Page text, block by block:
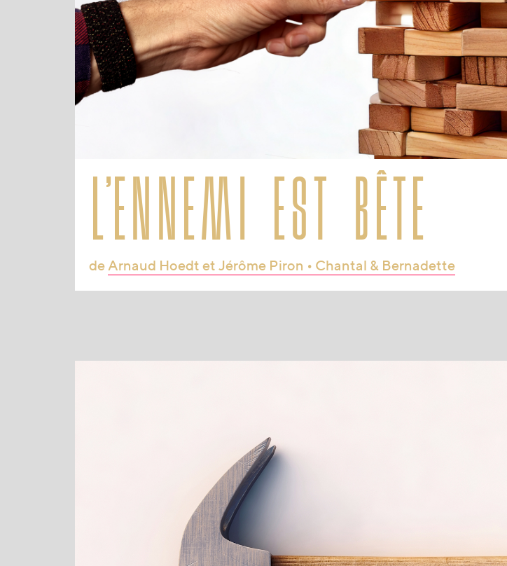
l’ennemi est bête
de Arnaud Hoedt et Jérôme Piron • Chantal & Bernadette